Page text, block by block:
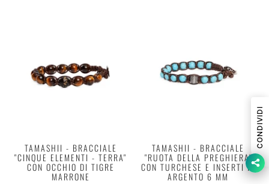
TAMASHII - BRACCIALE
"CINQUE ELEMENTI - TERRA"
CON OCCHIO DI TIGRE
MARRONE
TAMASHII - BRACCIALE
"RUOTA DELLA PREGHIERA"
CON TURCHESE E INSERTI IN
ARGENTO 6 MM
CONDIVIDI